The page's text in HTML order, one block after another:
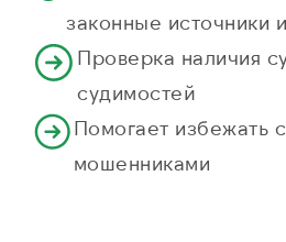
законные источники
Проверка наличия
судимостей
Помогает избежать
мошенниками